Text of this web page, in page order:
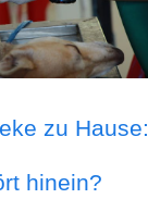
zu Hause:
hinein?